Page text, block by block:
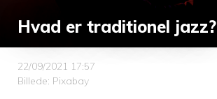
Hvad er traditionel jazz?
22/09/2021 17:57
Billede: Pixabay